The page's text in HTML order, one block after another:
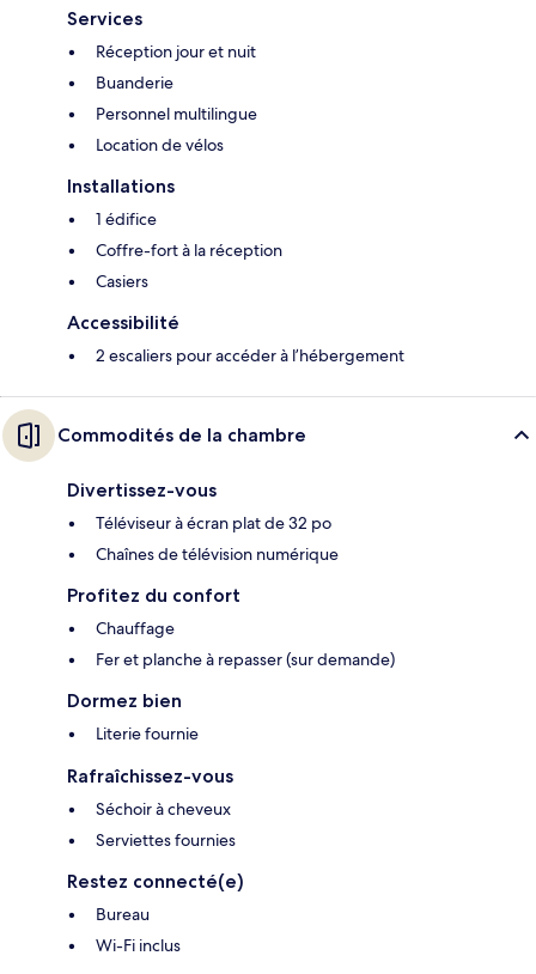
Services
Réception jour et nuit
Buanderie
Personnel multilingue
Location de vélos
Installations
1 édifice
Coffre-fort à la réception
Casiers
Accessibilité
2 escaliers pour accéder à l’hébergement
Commodités de la chambre
Divertissez-vous
Téléviseur à écran plat de 32 po
Chaînes de télévision numérique
Profitez du confort
Chauffage
Fer et planche à repasser (sur demande)
Dormez bien
Literie fournie
Rafraîchissez-vous
Séchoir à cheveux
Serviettes fournies
Restez connecté(e)
Bureau
Wi-Fi inclus